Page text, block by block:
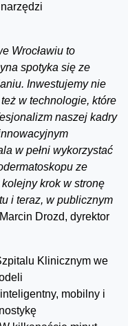
Wrocławiu to
spotyka się ze
Inwestujemy nie
w technologie, które
naszej kadry
w pełni wykorzystać
ze
krok w stronę
i teraz, w publicznym
Drozd, dyrektor
Klinicznym we
mobilny i